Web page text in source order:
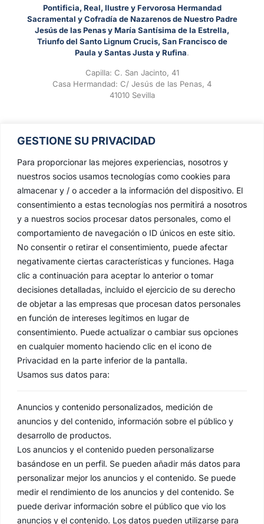
GESTIONE SU PRIVACIDAD
Para proporcionar las mejores experiencias, nosotros y
nuestros socios usamos tecnologías como cookies para
almacenar y / o acceder a la información del dispositivo. El
consentimiento a estas tecnologías nos permitirá a nosotros
y a nuestros socios procesar datos personales, como el
comportamiento de navegación o ID únicos en este sitio.
No consentir o retirar el consentimiento, puede afectar
negativamente ciertas características y funciones. Haga
clic a continuación para aceptar lo anterior o tomar
decisiones detalladas, incluido el ejercicio de su derecho
de objetar a las empresas que procesan datos personales
en función de intereses legítimos en lugar de
consentimiento. Puede actualizar o cambiar sus opciones
en cualquier momento haciendo clic en el icono de
Privacidad en la parte inferior de la pantalla.
Usamos sus datos para:
Anuncios y contenido personalizados, medición de
anuncios y del contenido, información sobre el público y
desarrollo de productos.
Los anuncios y el contenido pueden personalizarse
basándose en un perfil. Se pueden añadir más datos para
personalizar mejor los anuncios y el contenido. Se puede
medir el rendimiento de los anuncios y del contenido. Se
puede derivar información sobre el público que vio los
anuncios y el contenido. Los datos pueden utilizarse para
Pontificia, Real, Ilustre y Fervorosa Hermandad
Sacramental y Cofradía de Nazarenos de Nuestro Padre
Jesús de las Penas y María Santísima de la Estrella,
Triunfo del Santo Lignum Crucis, San Francisco de
Paula y Santas Justa y Rufina.
Capilla: C. San Jacinto, 41
Casa Hermandad: C/ Jesús de las Penas, 4
41010 Sevilla